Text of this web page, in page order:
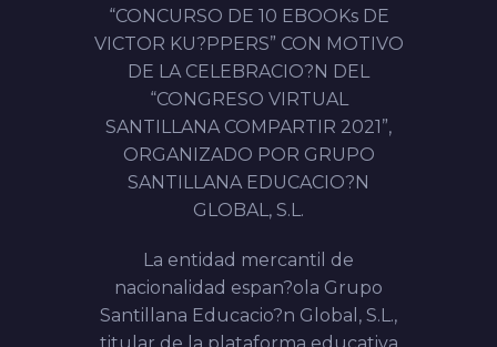
“CONCURSO DE 10 EBOOKs DE
VICTOR KU?PPERS” CON MOTIVO
DE LA CELEBRACIO?N DEL
“CONGRESO VIRTUAL
SANTILLANA COMPARTIR 2021”,
ORGANIZADO POR GRUPO
SANTILLANA EDUCACIO?N
GLOBAL, S.L.
La entidad mercantil de
nacionalidad espan?ola Grupo
Santillana Educacio?n Global, S.L.,